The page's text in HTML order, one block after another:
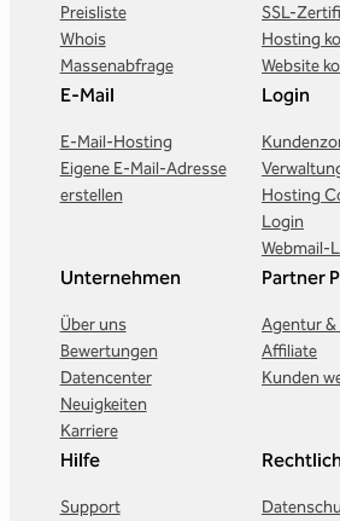
Preisliste
Whois
Massenabfrage
SSL-
Hosting
Website
E-Mail
E-Mail-Hosting
Eigene E-Mail-Adresse
erstellen
Login
Hosting
Login
Webmail-
Unternehmen
Über uns
Bewertungen
Datencenter
Neuigkeiten
Karriere
Partner
Agentur &
Affiliate
Kunden
Hilfe
Support